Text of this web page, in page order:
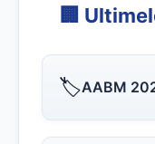
🏢
🏷️AABM